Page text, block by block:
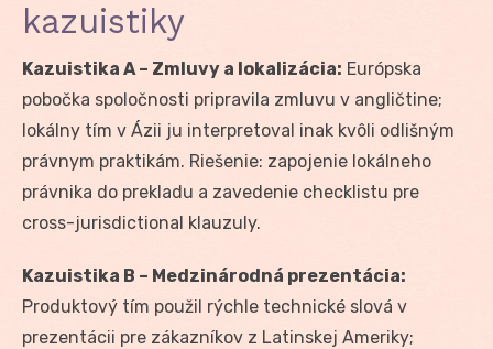
kazuistiky
Kazuistika A – Zmluvy a lokalizácia: Európska
pobočka spoločnosti pripravila zmluvu v angličtine;
lokálny tím v Ázii ju interpretoval inak kvôli odlišným
právnym praktikám. Riešenie: zapojenie lokálneho
právnika do prekladu a zavedenie checklistu pre
cross-jurisdictional klauzuly.
Kazuistika B – Medzinárodná prezentácia:
Produktový tím použil rýchle technické slová v
prezentácii pre zákazníkov z Latinskej Ameriky;